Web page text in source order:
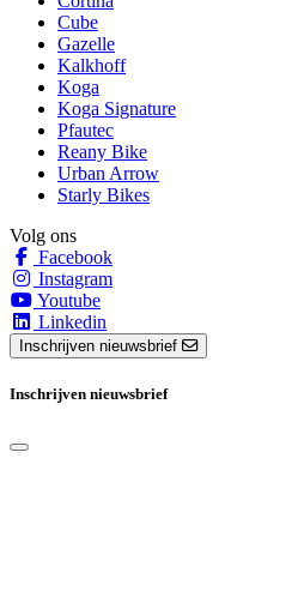
Cube
Gazelle
Kalkhoff
Koga
Koga Signature
Pfautec
Reany Bike
Urban Arrow
Starly Bikes
Volg ons
Facebook
Instagram
Youtube
Linkedin
Inschrijven nieuwsbrief
Inschrijven nieuwsbrief